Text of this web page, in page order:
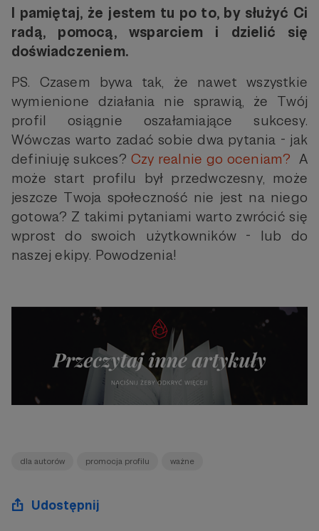
I pamiętaj, że jestem tu po to, by służyć Ci
radą, pomocą, wsparciem i dzielić się
doświadczeniem.
PS. Czasem bywa tak, że nawet wszystkie
wymienione działania nie sprawią, że Twój
profil osiągnie oszałamiające sukcesy.
Wówczas warto zadać sobie dwa pytania - jak
definiuję sukces? Czy realnie go oceniam? A
może start profilu był przedwczesny, może
jeszcze Twoja społeczność nie jest na niego
gotowa? Z takimi pytaniami warto zwrócić się
wprost do swoich użytkowników - lub do
naszej ekipy. Powodzenia!
dla autorów promocja profilu ważne
Udostępnij